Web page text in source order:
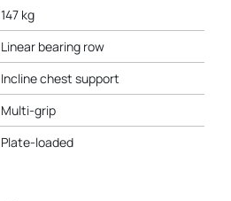
147 kg
Linear bearing row
Incline chest support
Multi-grip
Plate-loaded